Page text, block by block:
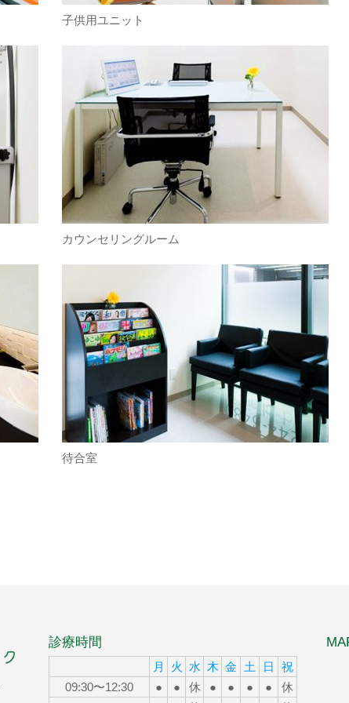
子供用ユニット
カウンセリングルーム
待合室
診療時間
月 火 水 木 金 土 日
祝
09:30〜12:30
● ● 休 ● ● ● ●
休